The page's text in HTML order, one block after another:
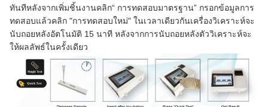
ทันทีหลังจากเพิ่มชิ้นงานคลิก“ การทดสอบมาตรฐาน” กรอกข้อมูลการ
ทดสอบแล้วคลิก "การทดสอบใหม่" ในเวลาเดียวกันเครื่องวิเคราะห์จะ
นับถอยหลังอัตโนมัติ 15 นาที หลังจากการนับถอยหลังตัววิเคราะห์จะ
ให้ผลลัพธ์ในครั้งเดียว